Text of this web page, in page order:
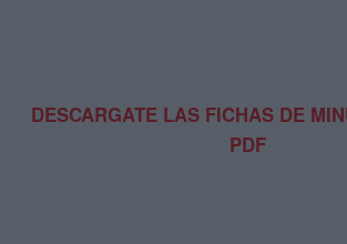
DESCARGATE LAS FICHAS DE
PDF